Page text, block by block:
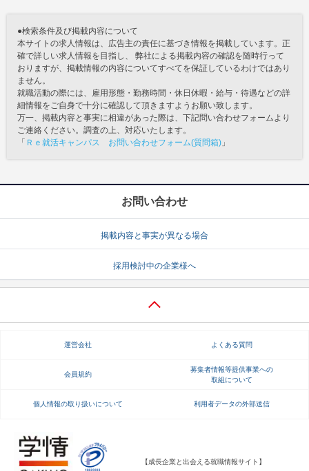
●検索条件及び掲載内容について
本サイトの求人情報は、広告主の責任に基づき情報を掲載しています。正
確で詳しい求人情報を目指し、 弊社による掲載内容の確認を随時行って
おりますが、掲載情報の内容についてすべてを保証しているわけではあり
ません。
就職活動の際には、雇用形態・勤務時間・休日休暇・給与・待遇などの詳
細情報をご自身で十分に確認して頂きますようお願い致します。
万一、掲載内容と事実に相違があった際は、下記問い合わせフォームより
ご連絡ください。調査の上、対応いたします。
「 Ｒｅ就活キャンパス お問い合わせフォーム(質問箱) 」
お問い合わせ
掲載内容と事実が異なる場合
採用検討中の企業様へ
運営会社 よくある質問
会員規約
募集者情報等提供事業への
取組について
個人情報の取り扱いについて 利用者データの外部送信
【成長企業と出会える就職情報サイト】